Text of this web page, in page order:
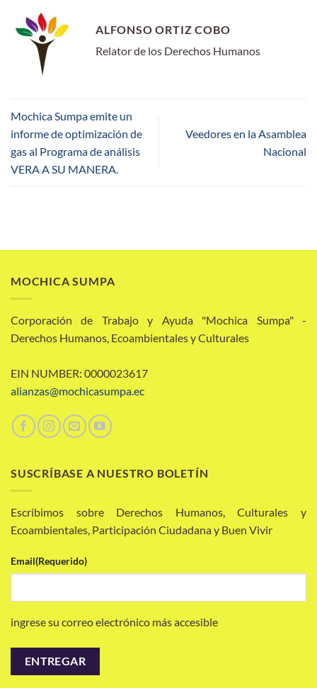
ALFONSO ORTIZ COBO
Relator de los Derechos Humanos
Mochica Sumpa emite un
informe de optimización de
gas al Programa de análisis
VERA A SU MANERA.
Veedores en la Asamblea
Nacional
MOCHICA SUMPA
Corporación de Trabajo y Ayuda "Mochica Sumpa" -
Derechos Humanos, Ecoambientales y Culturales
EIN NUMBER: 0000023617
alianzas@mochicasumpa.ec
SUSCRÍBASE A NUESTRO BOLETÍN
Escribimos sobre Derechos Humanos, Culturales y
Ecoambientales, Participación Ciudadana y Buen Vivir
Email(Requerido)
ingrese su correo electrónico más accesible